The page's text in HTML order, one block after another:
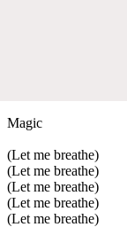
Magic
(Let me breathe)
(Let me breathe)
(Let me breathe)
(Let me breathe)
(Let me breathe)